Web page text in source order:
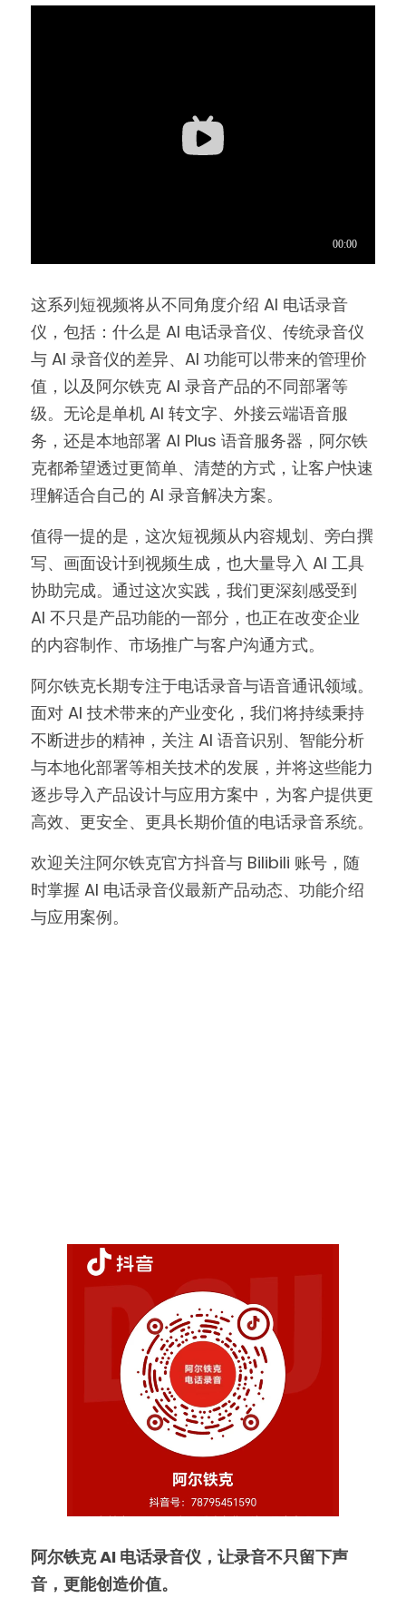
这系列短视频将从不同角度介绍 AI 电话录音
仪，包括：什么是 AI 电话录音仪、传统录音仪
与 AI 录音仪的差异、AI 功能可以带来的管理价
值，以及阿尔铁克 AI 录音产品的不同部署等
级。无论是单机 AI 转文字、外接云端语音服
务，还是本地部署 AI Plus 语音服务器，阿尔铁
克都希望透过更简单、清楚的方式，让客户快速
理解适合自己的 AI 录音解决方案。
值得一提的是，这次短视频从内容规划、旁白撰
写、画面设计到视频生成，也大量导入 AI 工具
协助完成。通过这次实践，我们更深刻感受到
AI 不只是产品功能的一部分，也正在改变企业
的内容制作、市场推广与客户沟通方式。
阿尔铁克长期专注于电话录音与语音通讯领域。
面对 AI 技术带来的产业变化，我们将持续秉持
不断进步的精神，关注 AI 语音识别、智能分析
与本地化部署等相关技术的发展，并将这些能力
逐步导入产品设计与应用方案中，为客户提供更
高效、更安全、更具长期价值的电话录音系统。
欢迎关注阿尔铁克官方抖音与 Bilibili 账号，随
时掌握 AI 电话录音仪最新产品动态、功能介绍
与应用案例。
阿尔铁克 AI 电话录音仪，让录音不只留下声
音，更能创造价值。